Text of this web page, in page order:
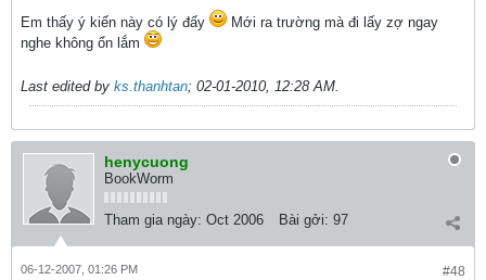
Em thấy ý kiến này có lý đấy
Mới ra trường mà đi lấy zợ ngay
nghe không ổn lắm
Last edited by ks.thanhtan; 02-01-2010, 12:28 AM.
henycuong
BookWorm
Tham gia ngày: Oct 2006 Bài gởi: 97
#48
06-12-2007, 01:26 PM